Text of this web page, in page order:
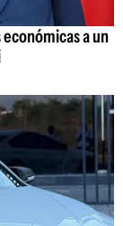
económicas a un